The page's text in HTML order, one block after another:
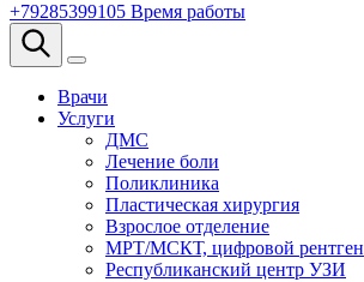
+79285399105 Время работы
Врачи
Услуги
ДМС
Лечение боли
Поликлиника
Пластическая хирургия
Взрослое отделение
МРТ/МСКТ, цифровой рентген
Республиканский центр УЗИ